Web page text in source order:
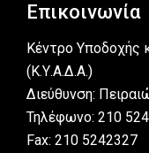
Επικοινωνία
Κέντρο Υποδοχής
(Κ.Υ.Α.Δ.Α.)
Διεύθυνση:
Τηλέφωνο: 210
Fax: 210 5242327